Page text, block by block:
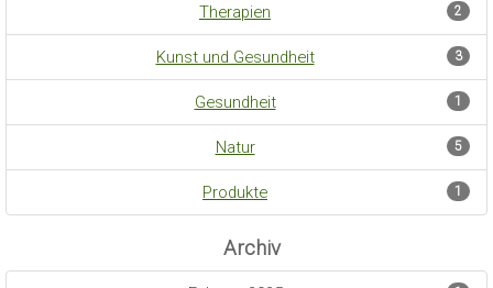
2
Therapien
3
Kunst und Gesundheit
1
Gesundheit
5
Natur
1
Produkte
Archiv